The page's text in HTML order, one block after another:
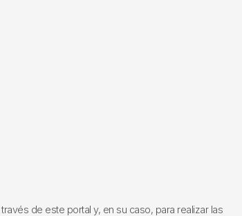
de este portal y, en su caso, para realizar las